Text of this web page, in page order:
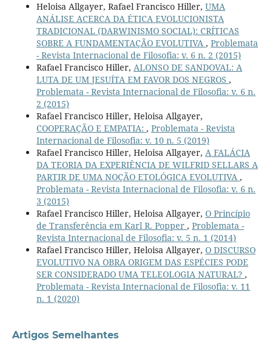
Heloisa Allgayer, Rafael Francisco Hiller, UMA
ANÁLISE ACERCA DA ÉTICA EVOLUCIONISTA
TRADICIONAL (DARWINISMO SOCIAL): CRÍTICAS
SOBRE A FUNDAMENTAÇÃO EVOLUTIVA , Problemata
- Revista Internacional de Filosofia: v. 6 n. 2 (2015)
Rafael Francisco Hiller, ALONSO DE SANDOVAL: A
LUTA DE UM JESUÍTA EM FAVOR DOS NEGROS ,
Problemata - Revista Internacional de Filosofia: v. 6 n.
2 (2015)
Rafael Francisco Hiller, Heloisa Allgayer,
COOPERAÇÃO E EMPATIA: , Problemata - Revista
Internacional de Filosofia: v. 10 n. 5 (2019)
Rafael Francisco Hiller, Heloisa Allgayer, A FALÁCIA
DA TEORIA DA EXPERIÊNCIA DE WILFRID SELLARS A
PARTIR DE UMA NOÇÃO ETOLÓGICA EVOLUTIVA ,
Problemata - Revista Internacional de Filosofia: v. 6 n.
3 (2015)
Rafael Francisco Hiller, Heloisa Allgayer, O Princípio
de Transferência em Karl R. Popper , Problemata -
Revista Internacional de Filosofia: v. 5 n. 1 (2014)
Rafael Francisco Hiller, Heloisa Allgayer, O DISCURSO
EVOLUTIVO NA OBRA ORIGEM DAS ESPÉCIES PODE
SER CONSIDERADO UMA TELEOLOGIA NATURAL? ,
Problemata - Revista Internacional de Filosofia: v. 11
n. 1 (2020)
Artigos Semelhantes